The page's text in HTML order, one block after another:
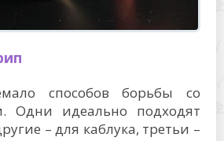
способов борьбы со
Одни идеально подходят
– для каблука, третьи –